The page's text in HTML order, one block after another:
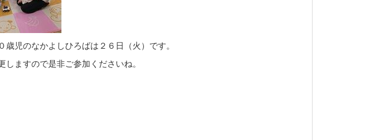
児のなかよしひろばは２６日（火）です。
ますので是非ご参加くださいね。